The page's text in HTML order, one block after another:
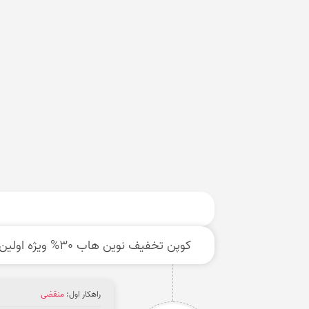
کوپن تخفیف نوین هاب 30% ویژه اولین خرید
راهکار اول:منقضی